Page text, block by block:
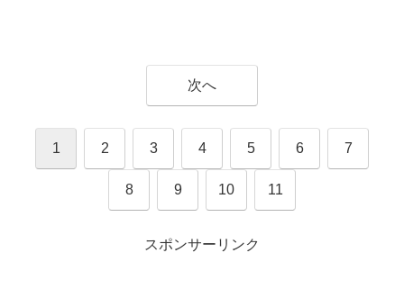
次へ
1 2 3 4 5 6 7
8 9 10 11
スポンサーリンク